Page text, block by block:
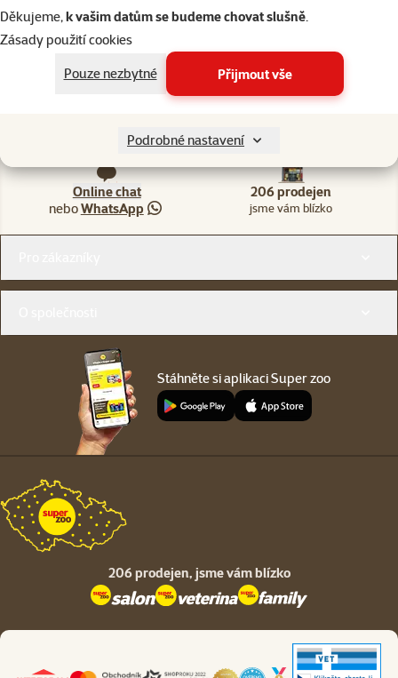
Děkujeme,k vašim datům se budeme chovat slušně.
Zásady použití cookies
Pouze nezbytné
Přijmout vše
Podrobné nastavení
eshop@superzoo.cz Po–Pá 7:00 – 18:00
Online chat
neboWhatsApp
206 prodejen
jsme vám blízko
Stáhněte si aplikaci Super zoo
206 prodejen, jsme vám blízko